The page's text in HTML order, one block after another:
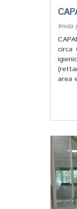
Imola
circa
area